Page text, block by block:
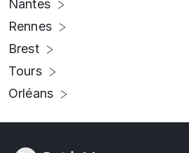
Nantes
Rennes
Brest
Tours
Orléans